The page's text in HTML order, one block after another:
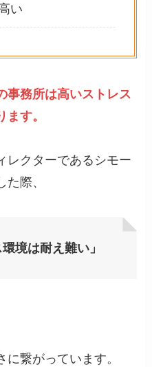
い
事務所は高いストレス
す。
レクターであるシモー
際、
境は耐え難い」
繋がっています。